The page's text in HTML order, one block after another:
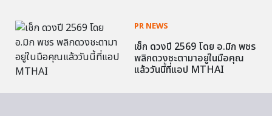
PR NEWS
เช็ก ดวงปี 2569 โดย อ.มิก พชร
พลิกดวงชะตามาอยู่ในมือคุณ
แล้ววันนี้ที่แอป MTHAI